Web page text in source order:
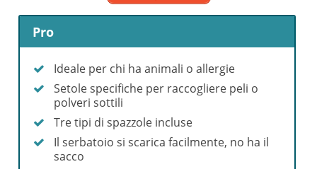
Pro
Ideale per chi ha animali o allergie
Setole specifiche per raccogliere peli o
polveri sottili
Tre tipi di spazzole incluse
Il serbatoio si scarica facilmente, no ha il
sacco